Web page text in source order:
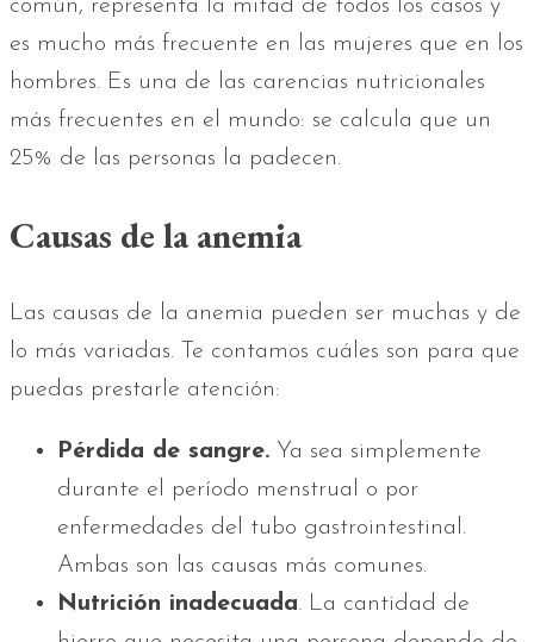
común, representa la mitad de todos los casos y
es mucho más frecuente en las mujeres que en los
hombres. Es una de las carencias nutricionales
más frecuentes en el mundo: se calcula que un
25% de las personas la padecen.
Causas de la anemia
Las causas de la anemia pueden ser muchas y de
lo más variadas. Te contamos cuáles son para que
puedas prestarle atención:
Pérdida de sangre. Ya sea simplemente
durante el período menstrual o por
enfermedades del tubo gastrointestinal.
Ambas son las causas más comunes.
Nutrición inadecuada. La cantidad de